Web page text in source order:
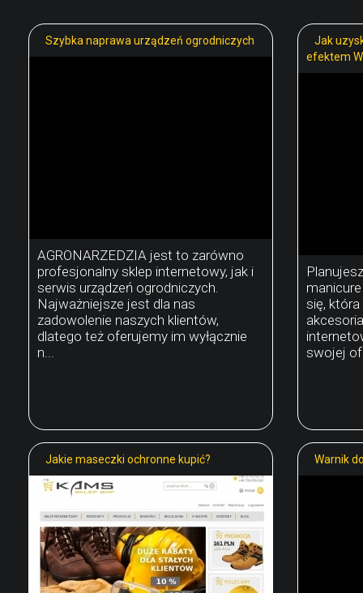
Szybka naprawa urządzeń ogrodniczych
AGRONARZEDZIA jest to zarówno
profesjonalny sklep internetowy, jak i
serwis urządzeń ogrodniczych.
Najważniejsze jest dla nas
zadowolenie naszych klientów,
dlatego też oferujemy im wyłącznie
n...
Jak
efektem
się,
swojej
Jakie maseczki ochronne kupić? Warnik